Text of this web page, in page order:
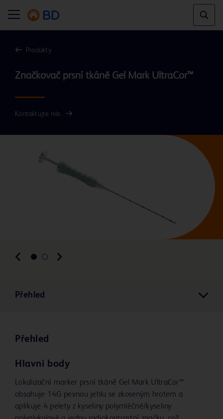
Produkty
Značkovač prsní tkáně Gel Mark UltraCor™
Kontaktujte nás
Přehled
Přehled
Hlavní body
Lokalizační marker prsní tkáně Gel Mark UltraCor™
obsahuje 14G pevnou jehlu se zkoseným hrotem a
aplikuje 4 pelety z kyseliny polymléčné/kyseliny